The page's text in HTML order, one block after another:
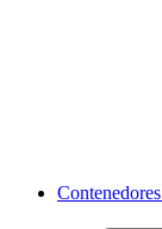
Contenedores